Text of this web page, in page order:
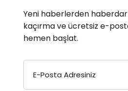
Yeni haberlerden haberdar
kaçırma ve ücretsiz e-
hemen başlat.
E-Posta Adresiniz